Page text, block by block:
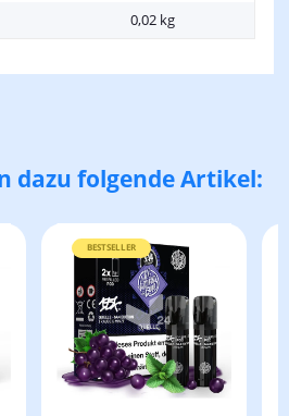
0,02 kg
dazu folgende Artikel:
BESTSELLER